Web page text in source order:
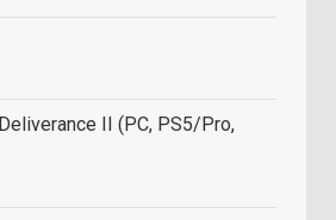
II (PC, PS5/Pro,